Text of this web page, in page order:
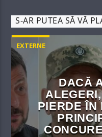
S-AR PUTEA SĂ VĂ
EXTERNE
DACĂ
PIERDE ÎN